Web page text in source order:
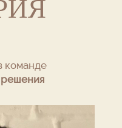
команде